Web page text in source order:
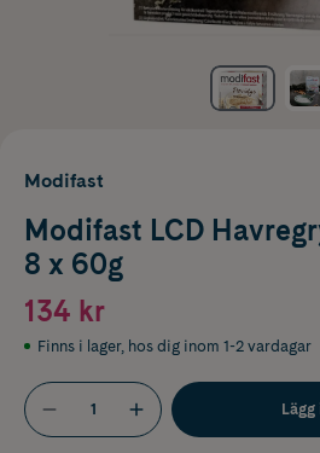
Modifast
Modifast LCD
8 x 60g
134 kr
Finns i lager, hos dig inom 1-2 vardagar